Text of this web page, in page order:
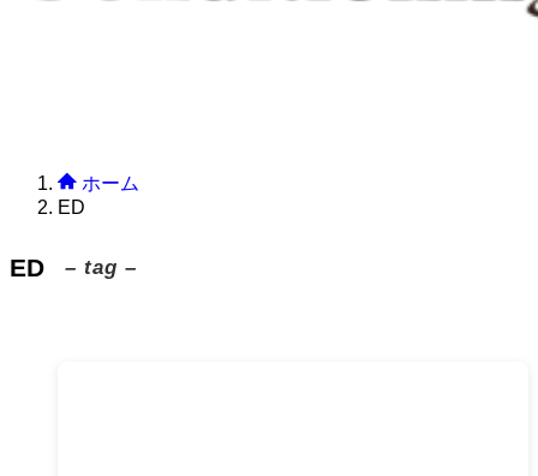
ホーム
ED
ED – tag –